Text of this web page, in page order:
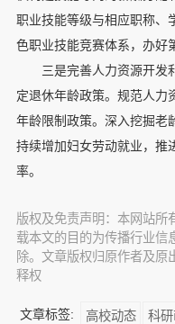
职业技能等级与相应职称、
色职业技能竞赛体系，办好
三是完善人力资源开发
定退休年龄政策。规范人力
年龄限制政策。深入挖掘老
持续增加妇女劳动就业，推
率。
版权及免责声明：本网站所
载本文的目的为传播行业信
除。文章版权归原作者及原
释权
文章标签: 高校动态 科